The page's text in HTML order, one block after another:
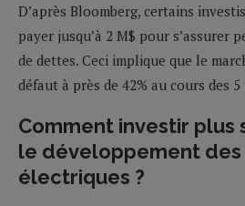
D’après Bloomberg, certains
payer jusqu’à 2 M$ pour s’assurer
de dettes. Ceci implique que le
défaut à près de 42% au cours des
Comment investir plus
le développement des
électriques ?